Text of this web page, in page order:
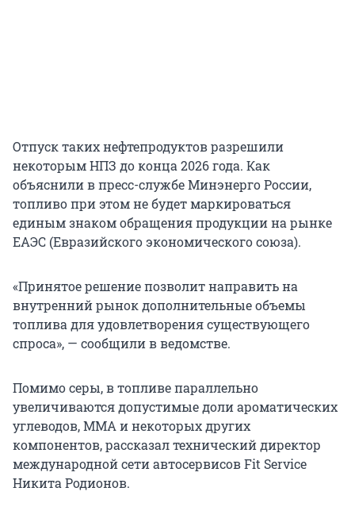
Отпуск таких нефтепродуктов разрешили
некоторым НПЗ до конца 2026 года. Как
объяснили в пресс-службе Минэнерго России,
топливо при этом не будет маркироваться
единым знаком обращения продукции на рынке
ЕАЭС (Евразийского экономического союза).
«Принятое решение позволит направить на
внутренний рынок дополнительные объемы
топлива для удовлетворения существующего
спроса», — сообщили в ведомстве.
Помимо серы, в топливе параллельно
увеличиваются допустимые доли ароматических
углеводов, ММА и некоторых других
компонентов, рассказал технический директор
международной сети автосервисов Fit Service
Никита Родионов.